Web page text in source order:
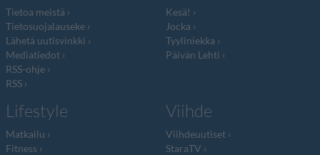
Tietoa meistä
Tietosuojalauseke
Lähetä uutisvinkki
Mediatiedot
RSS-ohje
RSS
Kesä!
Jocka
Tyyliniekka
Päivän Lehti
Lifestyle
Matkailu
Fitness
Viihde
Viihdeuutiset
StaraTV